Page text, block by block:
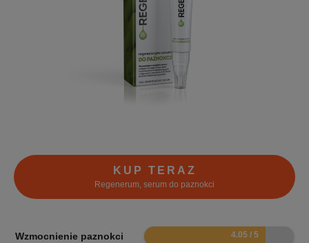
KUP TERAZ
Regenerum, serum do paznokci
Wzmocnienie paznokci 8.1